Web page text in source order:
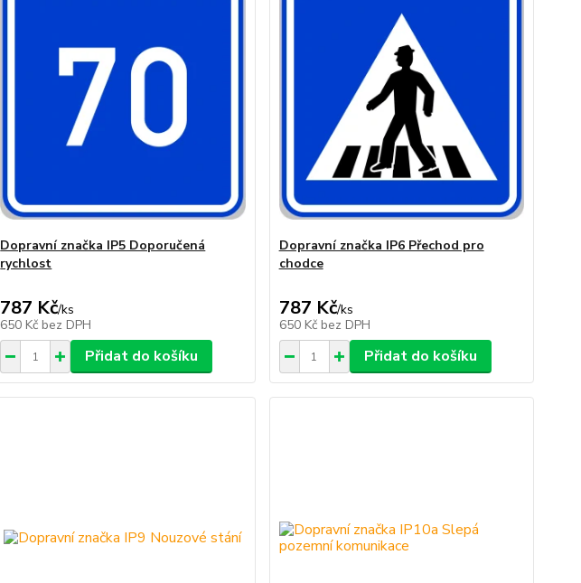
Dopravní značka IP5 Doporučená
rychlost
787 Kč/ks
650 Kč bez DPH
Přidat do košíku
Dopravní značka IP6 Přechod pro
chodce
787 Kč/ks
650 Kč bez DPH
Přidat do košíku